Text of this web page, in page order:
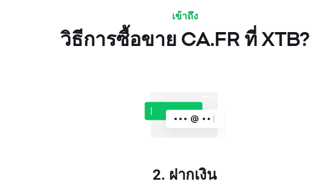
เข้าถึง
วิธีการซื้อขาย CA.FR ที่ XTB?
2. ฝากเงิน